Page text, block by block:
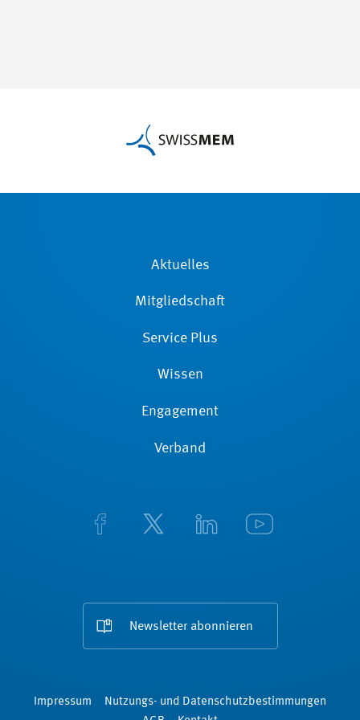
Aktuelles
Mitgliedschaft
Service Plus
Wissen
Engagement
Verband
Newsletter abonnieren
Impressum
Nutzungs- und Datenschutzbestimmungen